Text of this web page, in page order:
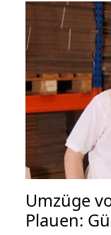
Umzüge
Plauen: